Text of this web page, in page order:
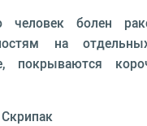
человек болен
на
покрываются